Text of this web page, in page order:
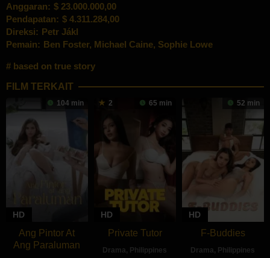
Anggaran: $ 23.000.000,00
Pendapatan: $ 4.311.284,00
Direksi: Petr Jákl
Pemain: Ben Foster, Michael Caine, Sophie Lowe
based on true story
FILM TERKAIT
104 min
HD
Ang Pintor At
Ang Paraluman
2 65 min
HD
Private Tutor
Drama, Philippines
52 min
HD
F-Buddies
Drama, Philippines